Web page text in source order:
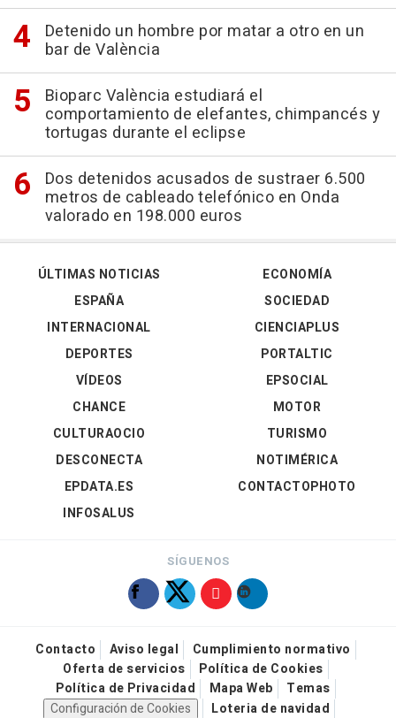
Detenido un hombre por matar a otro en un
bar de València
Bioparc València estudiará el
comportamiento de elefantes, chimpancés y
tortugas durante el eclipse
Dos detenidos acusados de sustraer 6.500
metros de cableado telefónico en Onda
valorado en 198.000 euros
ÚLTIMAS NOTICIAS
ESPAÑA
INTERNACIONAL
DEPORTES
VÍDEOS
ECONOMÍA
SOCIEDAD
CIENCIAPLUS
PORTALTIC
EPSOCIAL
CHANCE
CULTURAOCIO
DESCONECTA
EPDATA.ES
INFOSALUS
MOTOR
TURISMO
NOTIMÉRICA
CONTACTOPHOTO
SÍGUENOS
Contacto Aviso legal
Cumplimiento normativo
Oferta de servicios
Política de Cookies
Política de Privacidad
Mapa Web
Temas
Configuración de Cookies
Loteria de navidad